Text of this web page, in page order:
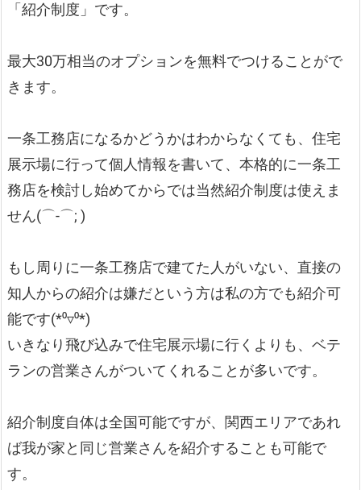
「紹介制度」です。
最大30万相当のオプションを無料でつけることがで
きます。
一条工務店になるかどうかはわからなくても、住宅
展示場に行って個人情報を書いて、本格的に一条工
務店を検討し始めてからでは当然紹介制度は使えま
せん(⌒-⌒; )
もし周りに一条工務店で建てた人がいない、直接の
知人からの紹介は嫌だという方は私の方でも紹介可
能です(*⁰▿⁰*)
いきなり飛び込みで住宅展示場に行くよりも、ベテ
ランの営業さんがついてくれることが多いです。
紹介制度自体は全国可能ですが、関西エリアであれ
ば我が家と同じ営業さんを紹介することも可能で
す。